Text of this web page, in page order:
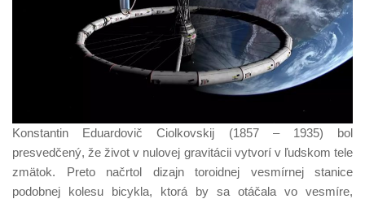
Konstantin Eduardovič Ciolkovskij (1857 – 1935) bol
presvedčený, že život v nulovej gravitácii vytvorí v ľudskom tele
zmätok. Preto načrtol dizajn toroidnej vesmírnej stanice
podobnej kolesu bicykla, ktorá by sa otáčala vo vesmíre,